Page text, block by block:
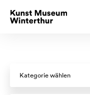
Kategorie wählen